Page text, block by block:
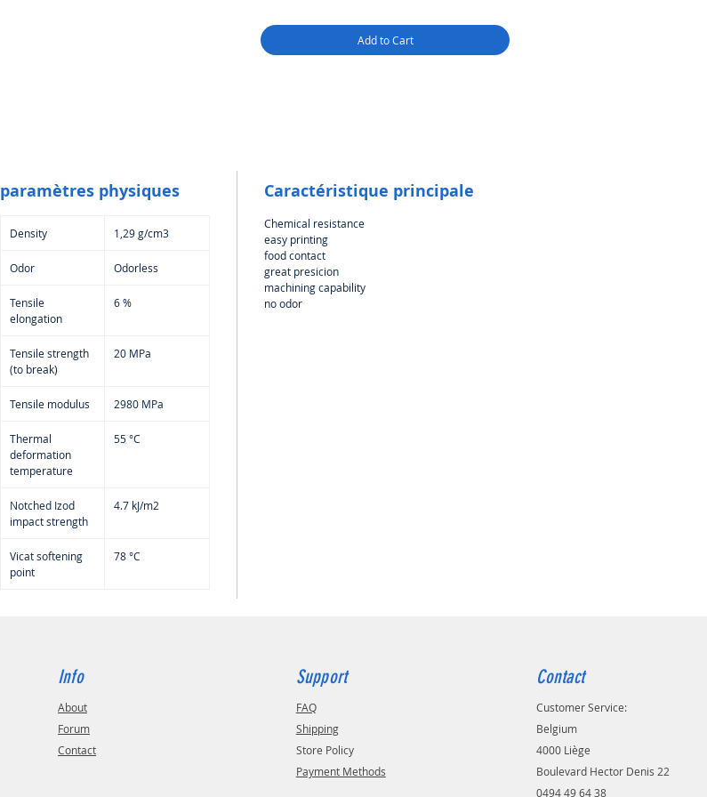
alimentaire. Cependant, dans le cas de
produits qui entrent en contact avec des
Add to Cart
paramètres physiques
Density 1,29 g/cm3
Odor Odorless
Tensile
elongation
6 %
Tensile strength
(to break)
20 MPa
Tensile modulus 2980 MPa
Thermal
deformation
temperature
55 °C
Notched Izod
impact strength
4.7 kJ/m2
Vicat softening
point
78 °C
Caractéristique principale
Chemical resistance
easy printing
food contact
great presicion
machining capability
no odor
Info
About
Forum
Contact
Support
FAQ
Shipping
Store Policy
Payment Methods
Contact
Customer Service:
Belgium
4000 Liège
Boulevard Hector Denis 22
0494 49 64 38